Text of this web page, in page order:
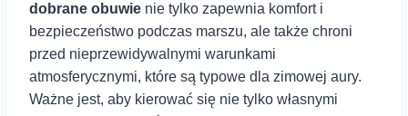
dobrane obuwie nie tylko zapewnia komfort i‍
bezpieczeństwo ⁣podczas marszu, ale także chroni
⁤przed nieprzewidywalnymi ⁢warunkami
atmosferycznymi, które są typowe dla zimowej aury.
Ważne jest, aby‍ kierować się nie⁤ tylko własnymi